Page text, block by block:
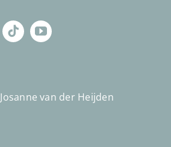
Josanne van der Heijden